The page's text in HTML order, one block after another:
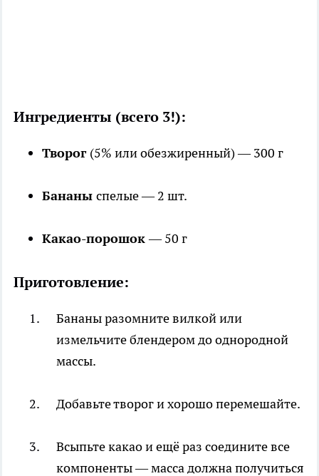
Ингредиенты (всего 3!):
Творог (5% или обезжиренный) — 300 г
Бананы спелые — 2 шт.
Какао-порошок— 50 г
Приготовление:
Бананы разомните вилкой или
измельчите блендером до однородной
массы.
Добавьте творог и хорошо перемешайте.
Всыпьте какао и ещё раз соедините все
компоненты — масса должна получиться